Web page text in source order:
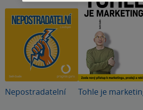
Nepostradatelní Tohle je